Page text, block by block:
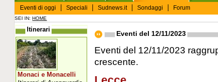
Eventi di oggi
Speciali Sudnews.it Sondaggi Forum
SEI IN:HOME
Eventi del 12/11/2023
Eventi del 12/11/2023
crescente.
Itinerari
Monaci e Monacelli